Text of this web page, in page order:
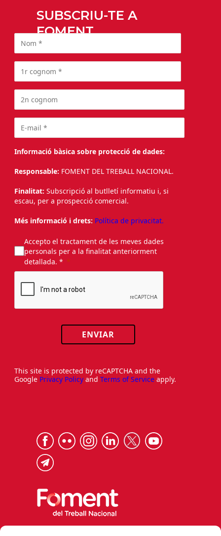
SUBSCRIU-TE A
FOMENT
Informació bàsica sobre protecció de dades:
Responsable: FOMENT DEL TREBALL NACIONAL.
Finalitat: Subscripció al butlletí informatiu i, si
escau, per a prospecció comercial.
Més informació i drets: Política de privacitat.
Accepto el tractament de les meves dades
personals per a la finalitat anteriorment
detallada. *
ENVIAR
This site is protected by reCAPTCHA and the
Google Privacy Policy and Terms of Service apply.